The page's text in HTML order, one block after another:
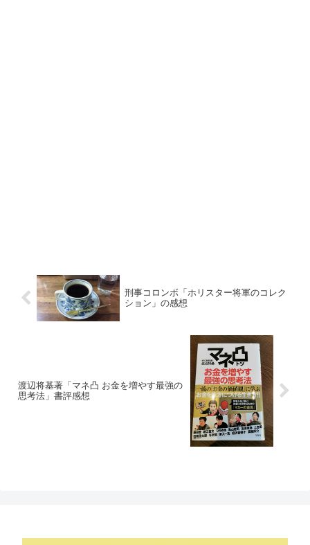
刑事コロンボ「ホリスター将軍のコレク
ション」の感想
渡辺将基著「マネ凸 お金を増やす最強の
思考法」書評感想